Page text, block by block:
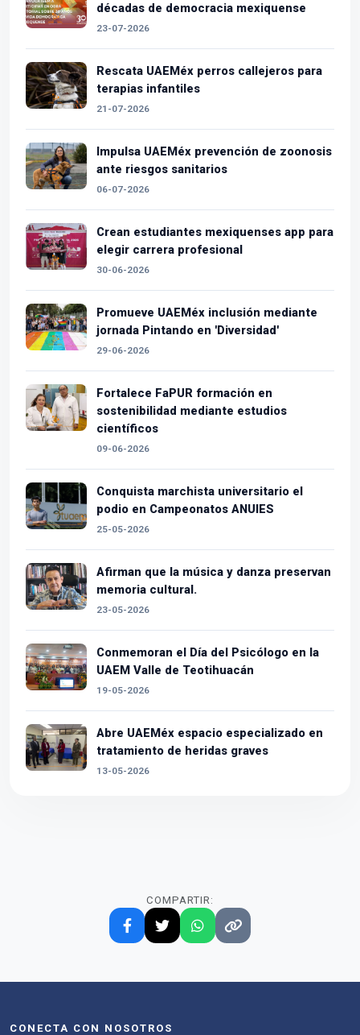
décadas de democracia mexiquense
23-07-2026
Rescata UAEMéx perros callejeros para
terapias infantiles
21-07-2026
Impulsa UAEMéx prevención de zoonosis
ante riesgos sanitarios
06-07-2026
Crean estudiantes mexiquenses app para
elegir carrera profesional
30-06-2026
Promueve UAEMéx inclusión mediante
jornada Pintando en 'Diversidad'
29-06-2026
Fortalece FaPUR formación en
sostenibilidad mediante estudios
científicos
09-06-2026
Conquista marchista universitario el
podio en Campeonatos ANUIES
25-05-2026
Afirman que la música y danza preservan
memoria cultural.
23-05-2026
Conmemoran el Día del Psicólogo en la
UAEM Valle de Teotihuacán
19-05-2026
Abre UAEMéx espacio especializado en
tratamiento de heridas graves
13-05-2026
COMPARTIR:
CONECTA CON NOSOTROS